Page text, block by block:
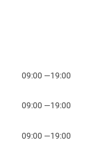
09:00 —19:00
09:00 —19:00
09:00 —19:00